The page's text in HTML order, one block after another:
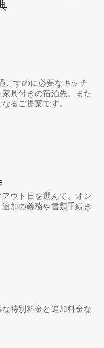
ごすのに必要なキッチ
具付きの宿泊先。また
るご提案です。
ウト日を選んで、オン
加の義務や書類手続き
特別料金と追加料金な